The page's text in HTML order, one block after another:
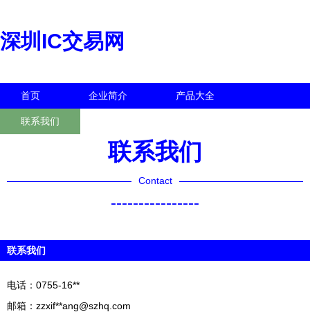
深圳IC交易网
首页 企业简介 产品大全
联系我们
联系我们
Contact
----------------
联系我们
电话：0755-16**
邮箱：zzxif**ang@szhq.com